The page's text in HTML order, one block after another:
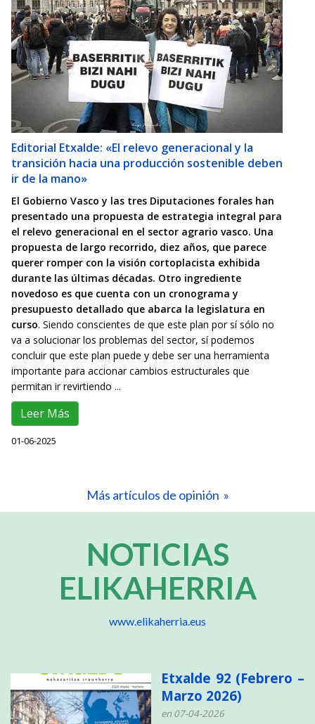
Editorial Etxalde: «El relevo generacional y la
transición hacia una producción sostenible deben
ir de la mano»
El Gobierno Vasco y las tres Diputaciones forales han
presentado una propuesta de estrategia integral para
el relevo generacional en el sector agrario vasco. Una
propuesta de largo recorrido, diez años, que parece
querer romper con la visión cortoplacista exhibida
durante las últimas décadas. Otro ingrediente
novedoso es que cuenta con un cronograma y
presupuesto detallado que abarca la legislatura en
curso. Siendo conscientes de que este plan por sí sólo no
va a solucionar los problemas del sector, sí podemos
concluir que este plan puede y debe ser una herramienta
importante para accionar cambios estructurales que
permitan ir revirtiendo ...
Leer Más
01-06-2025
Más artículos de opinión »
NOTICIAS
ELIKAHERRIA
www.elikaherria.eus
Etxalde 92 (Febrero –
Marzo 2026)
en 07-04-2026